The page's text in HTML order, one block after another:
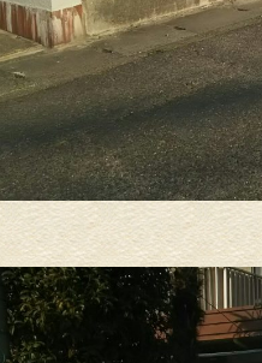
塀塗装